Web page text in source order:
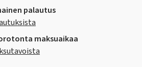
palautus
maksuaikaa